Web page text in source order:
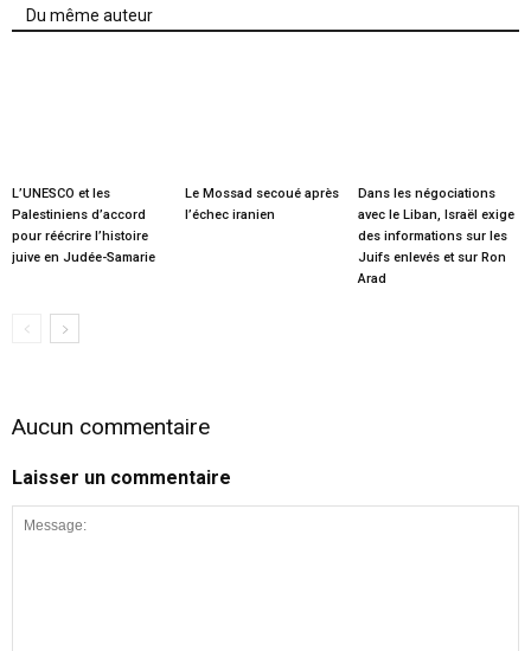
Du même auteur
L’UNESCO et les
Palestiniens d’accord
pour réécrire l’histoire
juive en Judée-Samarie
Le Mossad secoué après
l’échec iranien
Dans les négociations
avec le Liban, Israël exige
des informations sur les
Juifs enlevés et sur Ron
Arad
Aucun commentaire
Laisser un commentaire